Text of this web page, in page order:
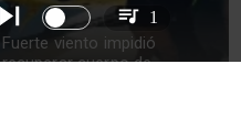
Fuerte viento impidió
recuperar cuerpo de
1